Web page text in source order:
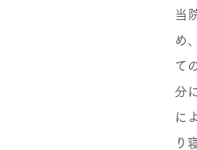
当
め
て
分
に
り